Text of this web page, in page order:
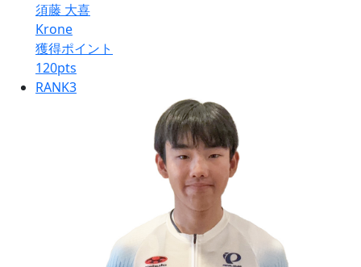
須藤 大喜
Krone
獲得ポイント
120pts
RANK3